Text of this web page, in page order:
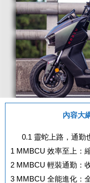
內容大
0.1 靈蛇上路，通勤
1 MMBCU 效率至上：
2 MMBCU 輕裝通勤：
3 MMBCU 全能進化：